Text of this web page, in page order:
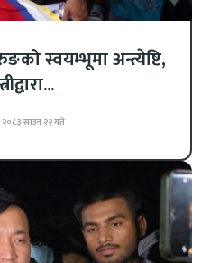
स्वयम्भूमा अन्त्येष्टि,
२०८३ साउन २२ गते